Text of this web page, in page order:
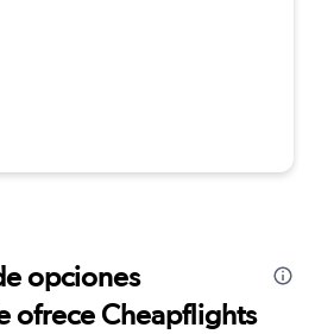
opciones
ofrece Cheapflights